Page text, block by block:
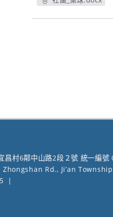
昌村6鄰中山路2段２號 統一編號
Zhongshan Rd., Ji’an
|